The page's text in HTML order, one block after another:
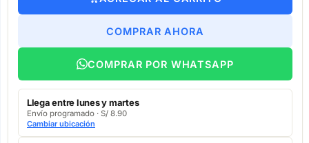
COMPRAR AHORA
COMPRAR POR WHATSAPP
Llega entre lunes y martes
Envío programado · S/ 8.90
Cambiar ubicación